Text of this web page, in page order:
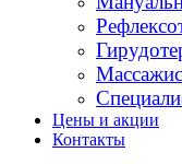
Цены и акции
Контакты